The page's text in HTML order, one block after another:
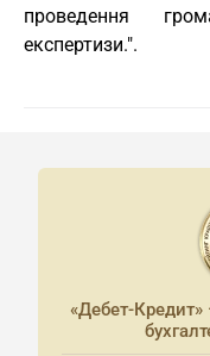
проведення
експертизи.".
«Дебет-